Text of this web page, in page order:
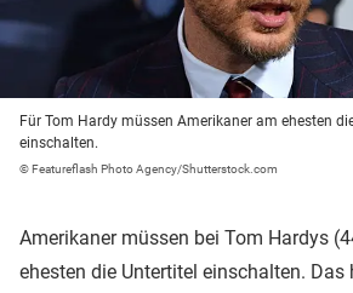
Für Tom Hardy müssen Amerikaner am ehesten
einschalten.
© Featureflash Photo Agency/Shutterstock.com
Amerikaner müssen bei Tom Hardys
ehesten die Untertitel einschalten. Das